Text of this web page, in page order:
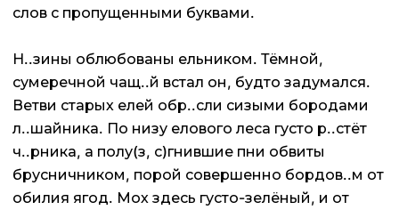
слов с пропущенными буквами.
Н..зины облюбованы ельником. Тёмной,
сумеречной чащ..й встал он, будто задумался.
Ветви старых елей обр..сли сизыми бородами
л..шайника. По низу елового леса густо р..стёт
ч..рника, а полу(з, с)гнившие пни обвиты
брусничником, порой совершенно бордов..м от
обилия ягод. Мох здесь густо-зелёный, и от